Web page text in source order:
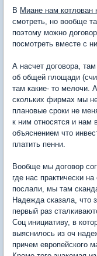
В Миане нам котлован
смотреть, но вообще
поэтому можно
посмотреть вместе с
А насчет договора,
об общей площади
там какие- то мелочи.
скольких фирмах мы
плановые сроки не
к ним относятся и нам
объяснением что
платить пенни.
Вообще мы договор
где нас практически
послали, мы там
Надежда сказала, что
первый раз
Соц инициативу, в
выяснилось из оч
причем европейского